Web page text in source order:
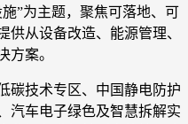
”为主题，聚焦可落地、可
供从设备改造、能源管理、
方案。
碳技术专区、中国静电防护
汽车电子绿色及智慧拆解实